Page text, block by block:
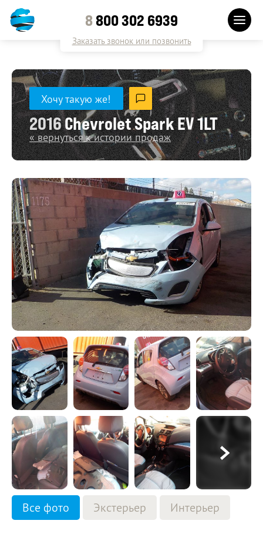
8800 302 6939
Заказать звонок или позвонить
2016Chevrolet Spark EV 1LT
« вернуться к истории продаж
Хочу такую же!
Все фото Экстерьер Интерьер